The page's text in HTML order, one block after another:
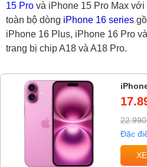
15 Pro và iPhone 15 Pro Max
toàn bộ dòng iPhone 16 series
iPhone 16 Plus, iPhone 16 Pro
trang bị chip A18 và A18 Pro.
Đặc